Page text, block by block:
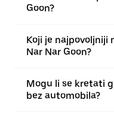
Goon?
Koji je najpovoljniji
Nar Nar Goon?
Mogu li se kretati
bez automobila?